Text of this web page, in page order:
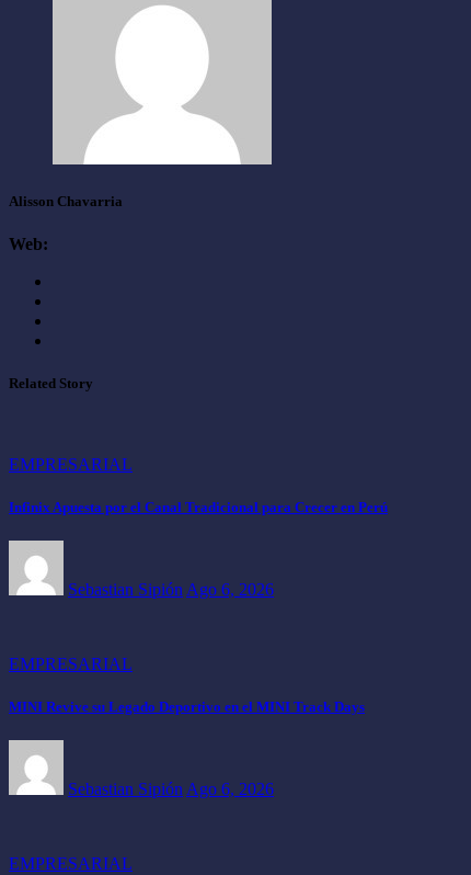
Alisson Chavarria
Web:
Related Story
EMPRESARIAL
Infinix Apuesta por el Canal Tradicional para Crecer en Perú
Sebastian Sipión Ago 6, 2026
EMPRESARIAL
MINI Revive su Legado Deportivo en el MINI Track Days
Sebastian Sipión Ago 6, 2026
EMPRESARIAL